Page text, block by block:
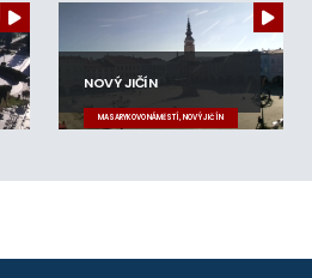
NOVÝ JIČÍN
MASARYKOVO NÁMĚSTÍ, NOVÝ JIČÍN